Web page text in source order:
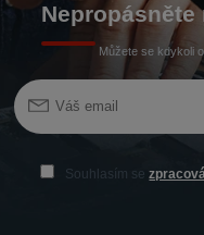
Můžete se kdykoli
Souhlasím se